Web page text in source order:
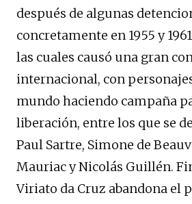
después de algunas
concretamente en 1955 y
las cuales causó una gran
internacional, con
mundo haciendo campaña
liberación, entre los que se
Paul Sartre, Simone de
Mauriac y Nicolás Guillén.
Viriato da Cruz abandona el